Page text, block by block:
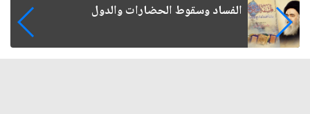
رواتب الموظفين على صفيح ساخن